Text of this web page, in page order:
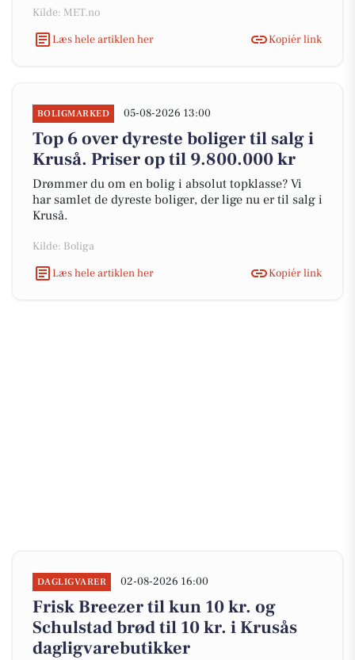
Kilde: MET.no
Læs hele artiklen her
Kopiér link
BOLIGMARKED 05-08-2026 13:00
Top 6 over dyreste boliger til salg i
Kruså. Priser op til 9.800.000 kr
Drømmer du om en bolig i absolut topklasse? Vi
har samlet de dyreste boliger, der lige nu er til salg i
Kruså.
Kilde: Boliga
Læs hele artiklen her
Kopiér link
DAGLIGVARER 02-08-2026 16:00
Frisk Breezer til kun 10 kr. og
Schulstad brød til 10 kr. i Krusås
dagligvarebutikker